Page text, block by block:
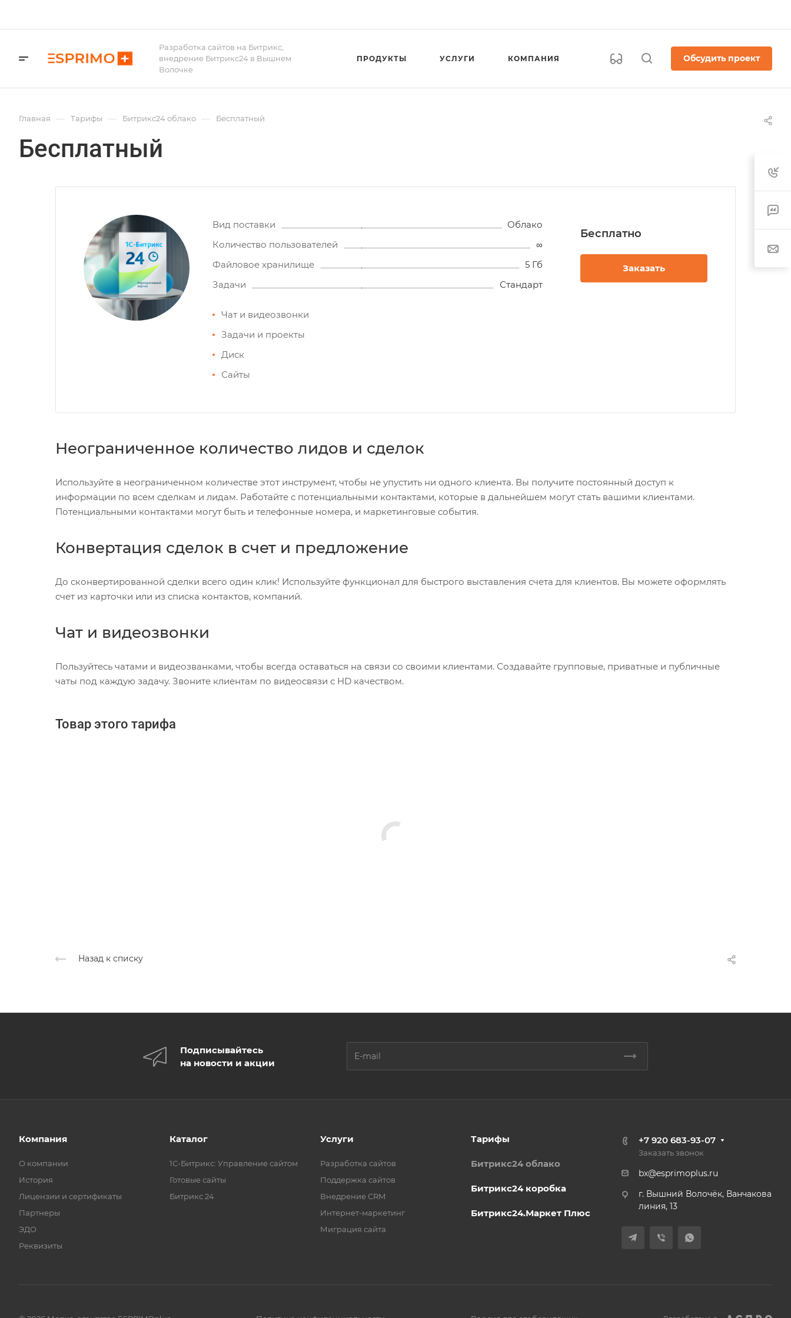
Разработка сайтов на Битрикс,
внедрение Битрикс24 в Вышнем
Волочке
ПРОДУКТЫ УСЛУГИ КОМПАНИЯ Обсудить проект
Главная — Тарифы — Битрикс24 облако — Бесплатный
Бесплатный
Вид поставки
Облако
Количество пользователей
∞
Файловое хранилище
5 Гб
Задачи
Стандарт
Чат и видеозвонки
Задачи и проекты
Диск
Сайты
Бесплатно
Заказать
Неограниченное количество лидов и сделок
Используйте в неограниченном количестве этот инструмент, чтобы не упустить ни одного клиента. Вы получите постоянный доступ к
информации по всем сделкам и лидам. Работайте с потенциальными контактами, которые в дальнейшем могут стать вашими клиентами.
Потенциальными контактами могут быть и телефонные номера, и маркетинговые события.
Конвертация сделок в счет и предложение
До сконвертированной сделки всего один клик! Используйте функционал для быстрого выставления счета для клиентов. Вы можете оформлять
счет из карточки или из списка контактов, компаний.
Чат и видеозвонки
Пользуйтесь чатами и видеозванками, чтобы всегда оставаться на связи со своими клиентами. Создавайте групповые, приватные и публичные
чаты под каждую задачу. Звоните клиентам по видеосвязи с HD качеством.
Товар этого тарифа
Назад к списку
Подписывайтесь
на новости и акции
Компания
О компании
История
Лицензии и сертификаты
Партнеры
ЭДО
Реквизиты
Каталог
1С-Битрикс: Управление сайтом
Готовые сайты
Битрикс 24
Услуги
Разработка сайтов
Поддержка сайтов
Внедрение CRM
Интернет-маркетинг
Миграция сайта
Тарифы
Битрикс24 облако
Битрикс24 коробка
Битрикс24.Маркет Плюс
+7 920 683-93-07
Заказать звонок
bx@esprimoplus.ru
г. Вышний Волочёк, Ванчакова
линия, 13